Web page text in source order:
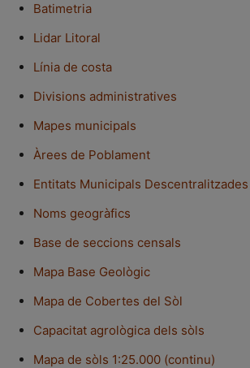
Batimetria
Lidar Litoral
Línia de costa
Divisions administratives
Mapes municipals
Àrees de Poblament
Entitats Municipals Descentralitzades
Noms geogràfics
Base de seccions censals
Mapa Base Geològic
Mapa de Cobertes del Sòl
Capacitat agrològica dels sòls
Mapa de sòls 1:25.000 (continu)